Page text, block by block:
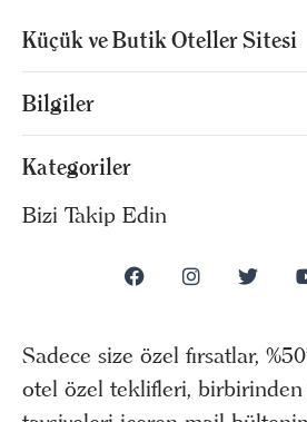
Küçük ve Butik Oteller Sitesi
Bilgiler
Kategoriler
Bizi Takip Edin
Sadece size özel fırsatlar,
otel özel teklifleri, birbirinden